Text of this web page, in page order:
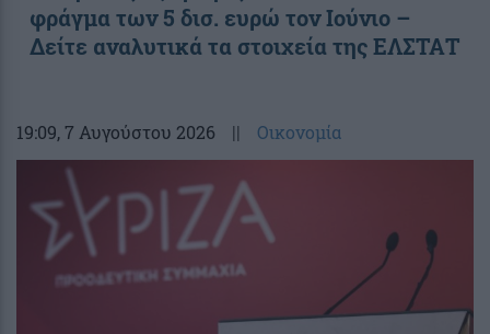
φράγμα των 5 δισ. ευρώ τον Ιούνιο –
Δείτε αναλυτικά τα στοιχεία της ΕΛΣΤΑΤ
19:09, 7 Αυγούστου 2026 || Οικονομία